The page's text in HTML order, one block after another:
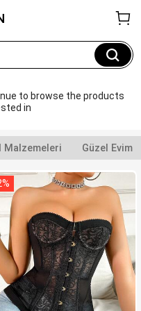
to browse the products
in
Malzemeleri Güzel Evim
%